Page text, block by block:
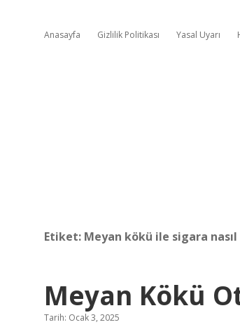
Anasayfa Gizlilik Politikası Yasal Uyarı
Etiket: Meyan kökü ile sigara nasıl
Meyan Kökü
Tarih: Ocak 3, 2025